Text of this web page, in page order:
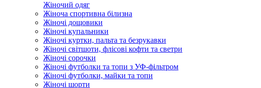
Жіночий одяг
Жіноча спортивна білизна
Жіночі дощовики
Жіночі купальники
Жіночі куртки, пальта та безрукавки
Жіночі світшоти, флісові кофти та светри
Жіночі сорочки
Жіночі футболки та топи з УФ-фільтром
Жіночі футболки, майки та топи
Жіночі шорти